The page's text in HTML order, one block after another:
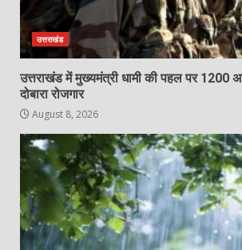
उत्तराखंड
उत्तराखंड में मुख्यमंत्री धामी की पहल पर 1200
दोबारा रोजगार
August 8, 2026